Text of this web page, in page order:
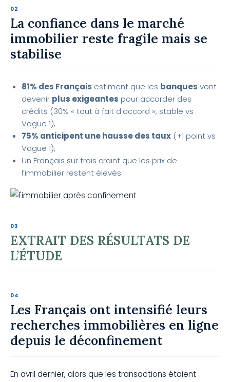
La confiance dans le marché
immobilier reste fragile mais se
stabilise
81% des Français estiment que les banques vont
devenir plus exigeantes pour accorder des
crédits (30% « tout à fait d’accord », stable vs
Vague 1),
75% anticipent une hausse des taux (+1 point vs
Vague 1),
Un Français sur trois craint que les prix de
l’immobilier restent élevés.
EXTRAIT DES RÉSULTATS DE
L’ÉTUDE
Les Français ont intensifié leurs
recherches immobilières en ligne
depuis le déconfinement
En avril dernier, alors que les transactions étaient